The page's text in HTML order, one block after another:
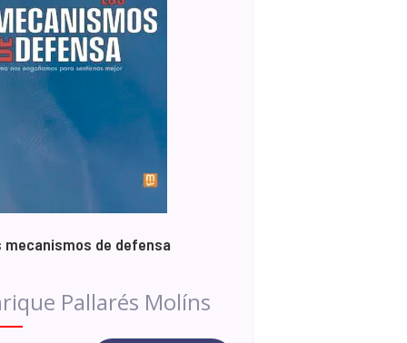
mecanismos de defensa
Pallarés Molíns